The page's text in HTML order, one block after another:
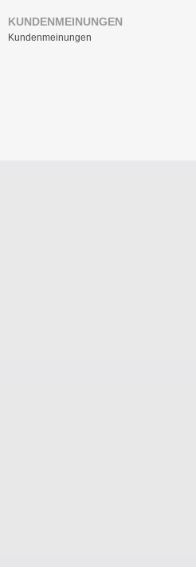
KUNDENMEINUNGEN
Kundenmeinungen